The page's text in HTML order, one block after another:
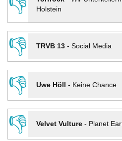
👎
Holstein
👎
TRVB 13- Social Media
👎
Uwe Höll - Keine Chance
👎
Velvet Vulture- Planet